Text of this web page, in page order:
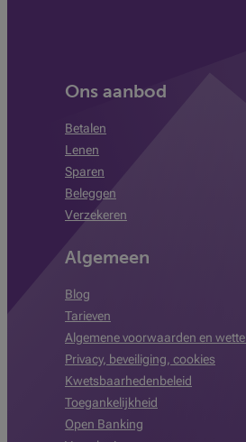
Ons aanbod
Betalen
Lenen
Sparen
Beleggen
Verzekeren
Algemeen
Blog
Tarieven
Algemene voorwaarden en
Privacy, beveiliging, cookies
Kwetsbaarhedenbeleid
Toegankelijkheid
Open Banking